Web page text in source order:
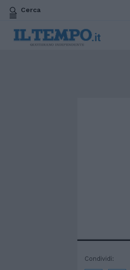
Cerca
Condividi: